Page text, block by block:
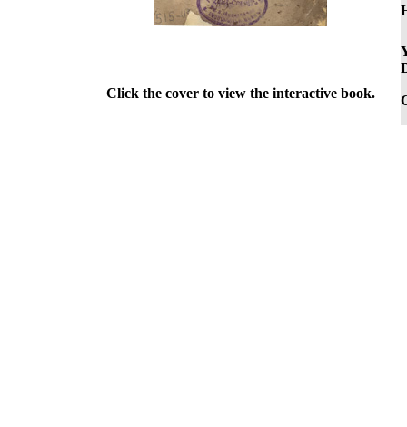
Click the cover to view the interactive book.